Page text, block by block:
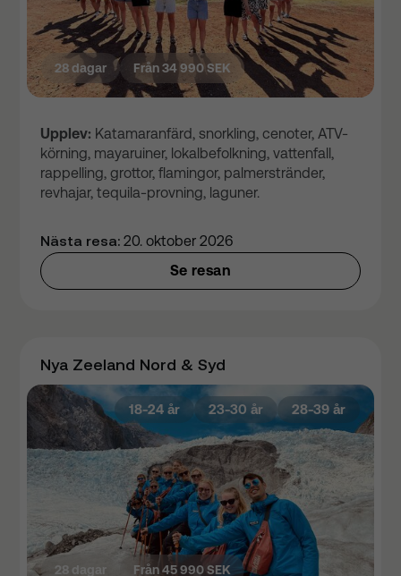
28 dagar Från 34 990 SEK
Upplev: Katamaranfärd, snorkling, cenoter, ATV-
körning, mayaruiner, lokalbefolkning, vattenfall,
rappelling, grottor, flamingor, palmerstränder,
revhajar, tequila-provning, laguner.
Nästa resa: 20. oktober 2026
Se resan
Nya Zeeland Nord & Syd
18-24 år 23-30 år 28-39 år
28 dagar Från 45 990 SEK